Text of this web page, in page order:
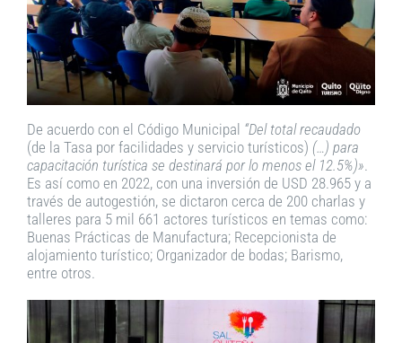
De acuerdo con el Código Municipal “Del total recaudado
(de la Tasa por facilidades y servicio turísticos) (…) para
capacitación turística se destinará por lo menos el 12.5%)».
Es así como en 2022, con una inversión de USD 28.965 y a
través de autogestión, se dictaron cerca de 200 charlas y
talleres para 5 mil 661 actores turísticos en temas como:
Buenas Prácticas de Manufactura; Recepcionista de
alojamiento turístico; Organizador de bodas; Barismo,
entre otros.